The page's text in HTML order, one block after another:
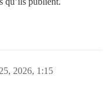
2026, 1:15